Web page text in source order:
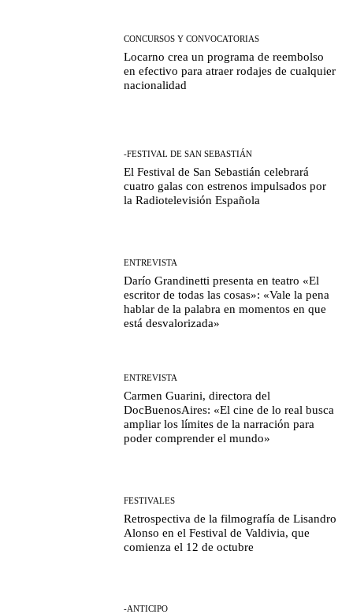
CONCURSOS Y CONVOCATORIAS
Locarno crea un programa de reembolso
en efectivo para atraer rodajes de cualquier
nacionalidad
-FESTIVAL DE SAN SEBASTIÁN
El Festival de San Sebastián celebrará
cuatro galas con estrenos impulsados por
la Radiotelevisión Española
ENTREVISTA
Darío Grandinetti presenta en teatro «El
escritor de todas las cosas»: «Vale la pena
hablar de la palabra en momentos en que
está desvalorizada»
ENTREVISTA
Carmen Guarini, directora del
DocBuenosAires: «El cine de lo real busca
ampliar los límites de la narración para
poder comprender el mundo»
FESTIVALES
Retrospectiva de la filmografía de Lisandro
Alonso en el Festival de Valdivia, que
comienza el 12 de octubre
-ANTICIPO